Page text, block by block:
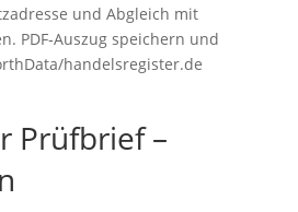
und Abgleich mit
PDF‑Auszug speichern und
handelsregister.de
Prüfbrief –